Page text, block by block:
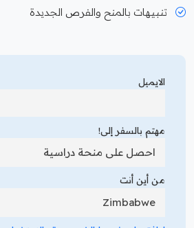
تنبيهات بالمنح والفرص الجديدة
الايميل
مهتم بالسفر إلى!
من أين أنت